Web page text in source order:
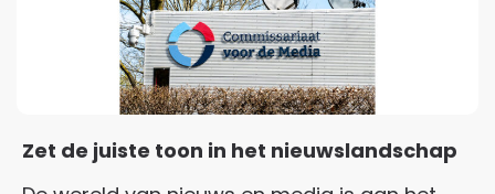
Zet de juiste toon in het nieuwslandschap